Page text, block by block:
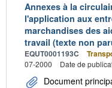
Annexes à la
l'application aux
marchandises des
travail (texte non
EQUT0001193C
07-2000
Date de
Document